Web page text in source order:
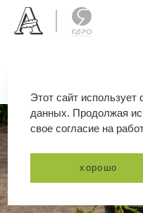
Этот сайт
данных. Продолжая
свое согласие на
хорошо